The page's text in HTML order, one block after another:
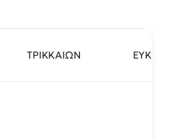
ΤΡΙΚΚΑΙΩΝ ΕΥΚΛΗ 13